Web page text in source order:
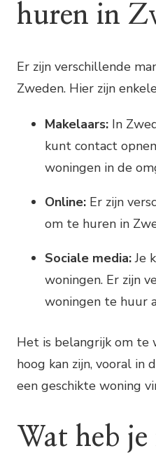
huren in
Er zijn verschillende
Zweden. Hier zijn
Makelaars: In
kunt contact
woningen in de
Online: Er zijn
om te huren in
Sociale media:Je
woningen. Er zijn
woningen te huur
Het is belangrijk om te
hoog kan zijn, vooral in
een geschikte woning
Wat heb